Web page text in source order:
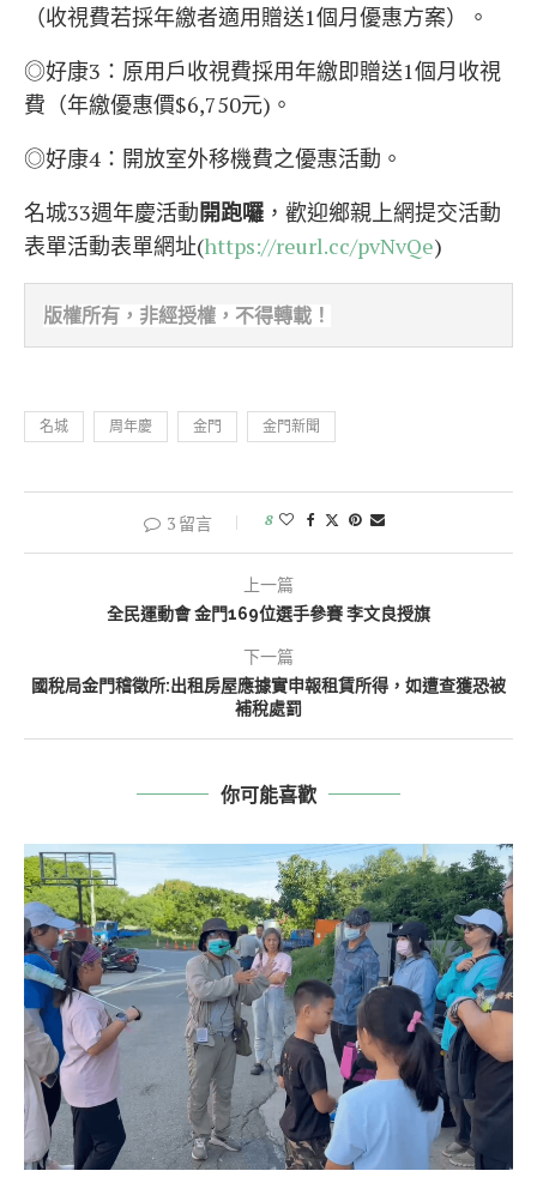
（收視費若採年繳者適用贈送1個月優惠方案）。
◎好康3：原用戶收視費採用年繳即贈送1個月收視
費（年繳優惠價$6,750元)。
◎好康4：開放室外移機費之優惠活動。
名城33週年慶活動開跑囉 ，歡迎鄉親上網提交活動
表單活動表單網址(https://reurl.cc/pvNvQe)
版權所有，非經授權，不得轉載！
名城 周年慶 金門 金門新聞
3 留言 8
上一篇
全民運動會 金門169位選手參賽 李文良授旗
下一篇
國稅局金門稽徵所:出租房屋應據實申報租賃所得，如遭查獲恐被
補稅處罰
你可能喜歡